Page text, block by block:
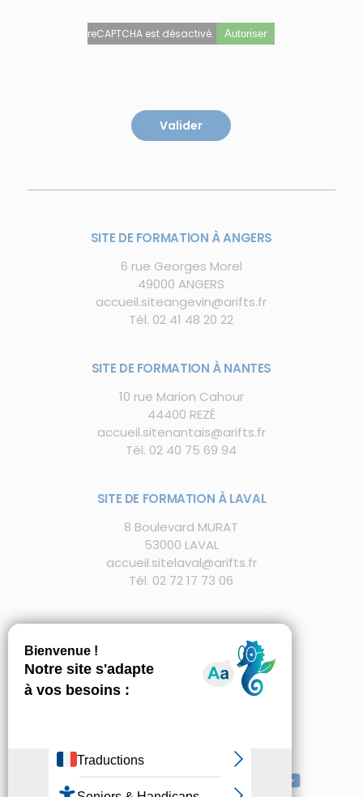
reCAPTCHA est désactivé. Autoriser
SITE DE FORMATION À ANGERS
6 rue Georges Morel
49000 ANGERS
accueil.siteangevin@arifts.fr
Tél. 02 41 48 20 22
SITE DE FORMATION À NANTES
10 rue Marion Cahour
44400 REZÉ
accueil.sitenantais@arifts.fr
Tél. 02 40 75 69 94
SITE DE FORMATION À LAVAL
8 Boulevard MURAT
53000 LAVAL
accueil.sitelaval@arifts.fr
Tél. 02 72 17 73 06